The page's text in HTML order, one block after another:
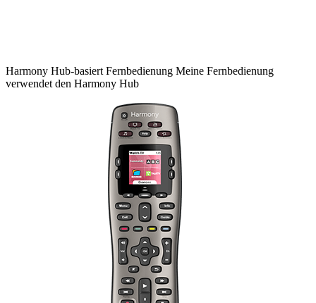
Harmony Hub-basiert Fernbedienung Meine Fernbedienung
verwendet den Harmony Hub